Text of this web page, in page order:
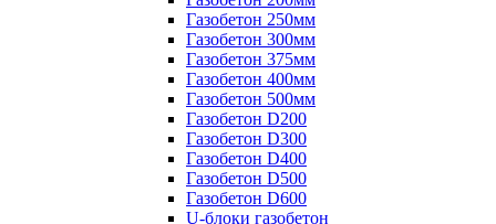
Газобетон 250мм
Газобетон 300мм
Газобетон 375мм
Газобетон 400мм
Газобетон 500мм
Газобетон D200
Газобетон D300
Газобетон D400
Газобетон D500
Газобетон D600
U-блоки газобетон